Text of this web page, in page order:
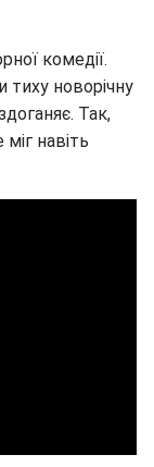
комедії.
тиху новорічну
Так,
навіть